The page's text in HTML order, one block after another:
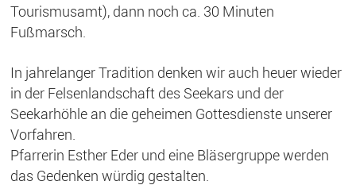
Tourismusamt), dann noch ca. 30 Minuten
Fußmarsch.
In jahrelanger Tradition denken wir auch heuer wieder
in der Felsenlandschaft des Seekars und der
Seekarhöhle an die geheimen Gottesdienste unserer
Vorfahren.
Pfarrerin Esther Eder und eine Bläsergruppe werden
das Gedenken würdig gestalten.